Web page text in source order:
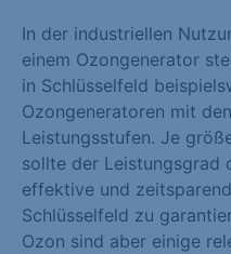
In der industriellen
einem Ozongenerator
in Schlüsselfeld
Ozongeneratoren mit
Leistungsstufen. Je
sollte der Leistungsgrad
effektive und
Schlüsselfeld zu
Ozon sind aber einige